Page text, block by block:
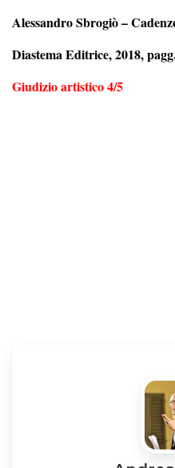
Alessandro Sbrogiò –
Diastema Editrice, 2018,
Giudizio artistico 4/5